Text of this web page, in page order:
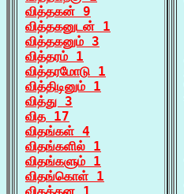
வித்தகன் 9
வித்தகனுடன் 1
வித்தகனும் 3
வித்தரம் 1
வித்தரமோடு 1
வித்திடினும் 1
வித்து 3
வித 17
விதங்கள் 4
விதங்களில் 1
விதங்களும் 1
விதங்கொள் 1